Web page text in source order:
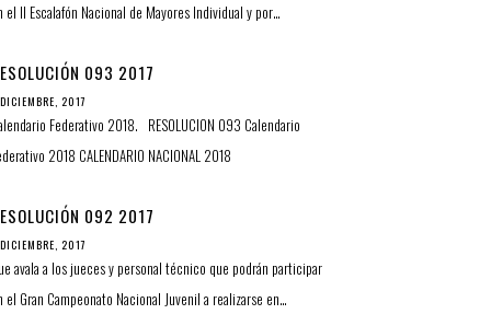
el II Escalafón Nacional de Mayores Individual y por…
093 2017
2017
Federativo 2018. RESOLUCION 093 Calendario
2018 CALENDARIO NACIONAL 2018
092 2017
2017
avala a los jueces y personal técnico que podrán participar
el Gran Campeonato Nacional Juvenil a realizarse en…